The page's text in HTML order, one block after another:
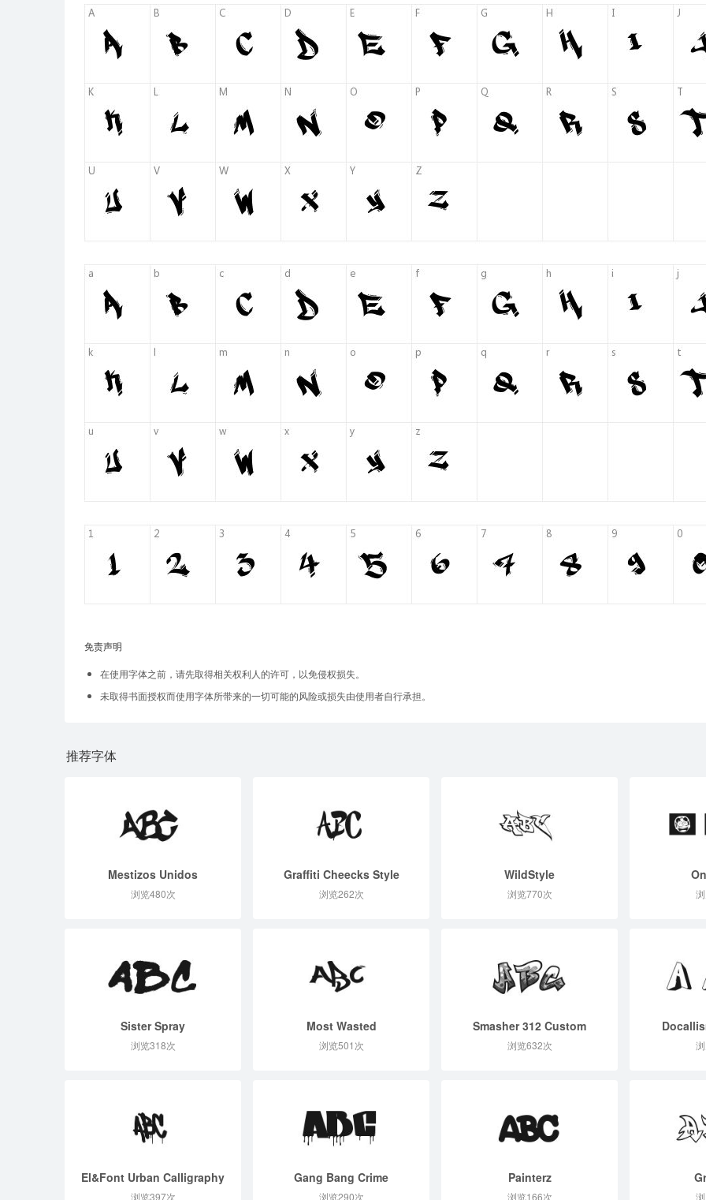
免责声明
在使用字体之前，请先取得相关权利人的许可，以免侵权损失。
未取得书面授权而使用字体所带来的一切可能的风险或损失由使用者自行承担。
推荐字体
Mestizos Unidos
浏览480次
Graffiti Cheecks Style
浏览262次
WildStyle
浏览770次
Sister Spray
浏览318次
Most Wasted
浏览501次
Smasher 312 Custom
浏览632次
El&Font Urban CalIigraphy
浏览397次
Gang Bang Crime
浏览290次
Painterz
浏览166次